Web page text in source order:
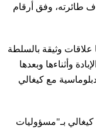
طائرته، وفق أرقام
وثيقة بالسلطة
وأثناءها وبعدها
مع كيغالي
في كيغالي بـ"مسؤوليات